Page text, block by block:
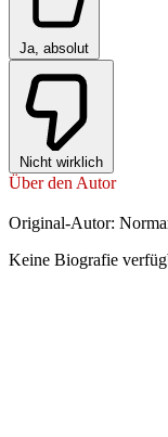
Ja, absolut
Nicht wirklich
Über den Autor
Original-Autor:
Keine Biografie